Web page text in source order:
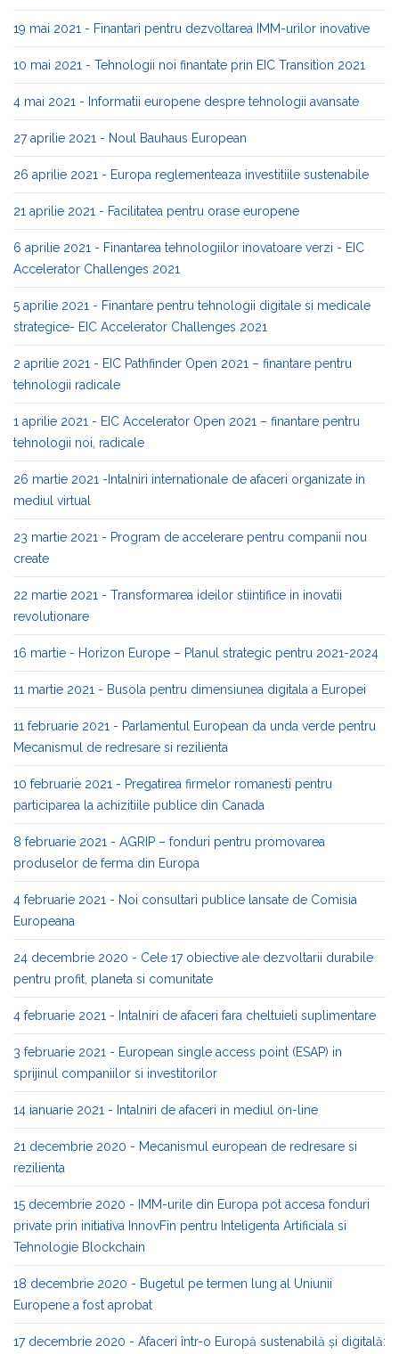
19 mai 2021 - Finantari pentru dezvoltarea IMM-urilor inovative
10 mai 2021 - Tehnologii noi finantate prin EIC Transition 2021
4 mai 2021 - Informatii europene despre tehnologii avansate
27 aprilie 2021 - Noul Bauhaus European
26 aprilie 2021 - Europa reglementeaza investitiile sustenabile
21 aprilie 2021 - Facilitatea pentru orase europene
6 aprilie 2021 - Finantarea tehnologiilor inovatoare verzi - EIC
Accelerator Challenges 2021
5 aprilie 2021 - Finantare pentru tehnologii digitale si medicale
strategice- EIC Accelerator Challenges 2021
2 aprilie 2021 - EIC Pathfinder Open 2021 – finantare pentru
tehnologii radicale
1 aprilie 2021 - EIC Accelerator Open 2021 – finantare pentru
tehnologii noi, radicale
26 martie 2021 -Intalniri internationale de afaceri organizate in
mediul virtual
23 martie 2021 - Program de accelerare pentru companii nou
create
22 martie 2021 - Transformarea ideilor stiintifice in inovatii
revolutionare
16 martie - Horizon Europe – Planul strategic pentru 2021-2024
11 martie 2021 - Busola pentru dimensiunea digitala a Europei
11 februarie 2021 - Parlamentul European da unda verde pentru
Mecanismul de redresare si rezilienta
10 februarie 2021 - Pregatirea firmelor romanesti pentru
participarea la achizitiile publice din Canada
8 februarie 2021 - AGRIP – fonduri pentru promovarea
produselor de ferma din Europa
4 februarie 2021 - Noi consultari publice lansate de Comisia
Europeana
24 decembrie 2020 - Cele 17 obiective ale dezvoltarii durabile
pentru profit, planeta si comunitate
4 februarie 2021 - Intalniri de afaceri fara cheltuieli suplimentare
3 februarie 2021 - European single access point (ESAP) in
sprijinul companiilor si investitorilor
14 ianuarie 2021 - Intalniri de afaceri in mediul on-line
21 decembrie 2020 - Mecanismul european de redresare si
rezilienta
15 decembrie 2020 - IMM-urile din Europa pot accesa fonduri
private prin initiativa InnovFin pentru Inteligenta Artificiala si
Tehnologie Blockchain
18 decembrie 2020 - Bugetul pe termen lung al Uniunii
Europene a fost aprobat
17 decembrie 2020 - Afaceri într-o Europă sustenabilă și digitală: